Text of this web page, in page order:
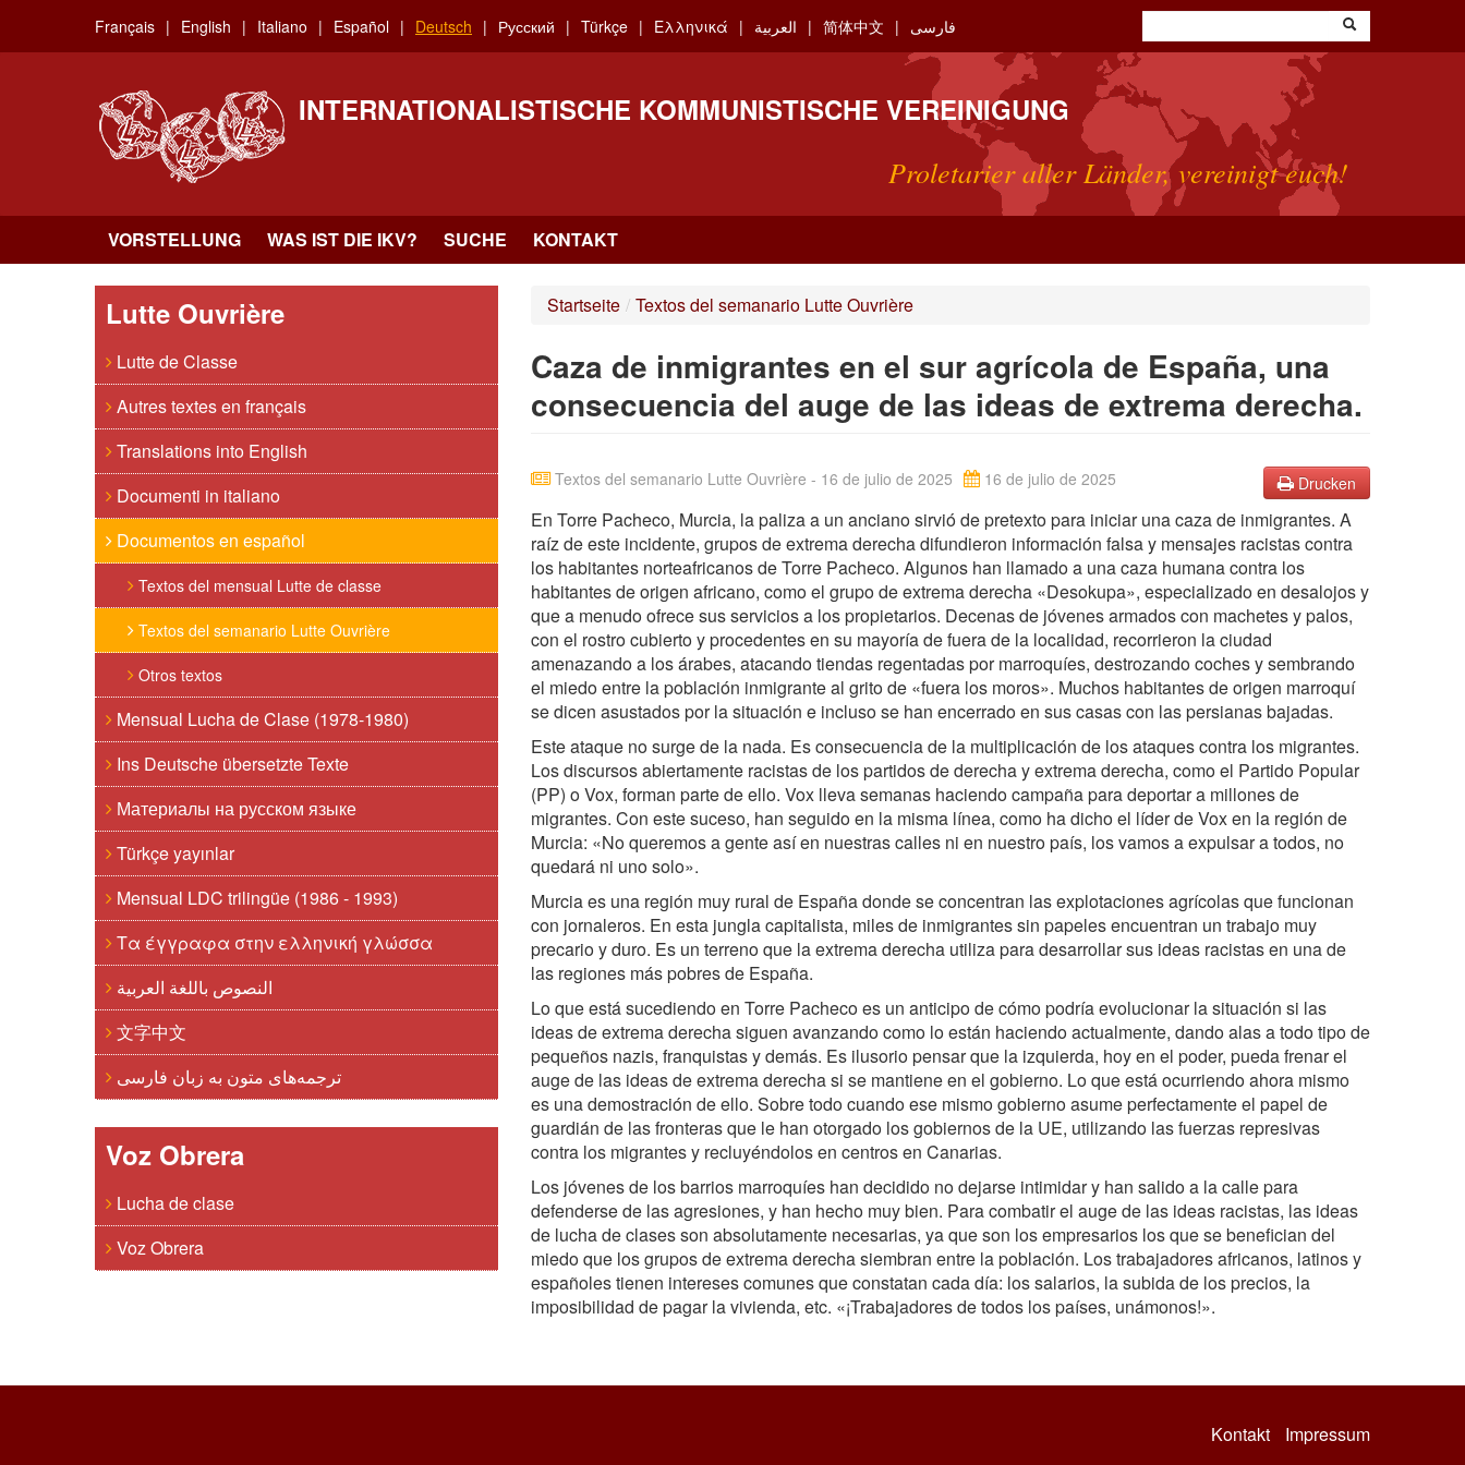
main
Français English Italiano Español Deutsch Русский Türkçe Ελληνικά العربية 简体中文 فارسی
INTERNATIONALISTISCHE KOMMUNISTISCHE VEREINIGUNG
Proletarier aller Länder, vereinigt euch!
VORSTELLUNG WAS IST DIE IKV? SUCHE KONTAKT
Lutte Ouvrière
Lutte de Classe
Autres textes en français
Translations into English
Documenti in italiano
Documentos en español
Textos del mensual Lutte de classe
Textos del semanario Lutte Ouvrière
Otros textos
Mensual Lucha de Clase (1978-1980)
Ins Deutsche übersetzte Texte
Материалы на русском языке
Türkçe yayınlar
Mensual LDC trilingüe (1986 - 1993)
Τα έγγραφα στην ελληνική γλώσσα
النصوص باللغة العربية
文字中文
ترجمه‌های متون به زبان فارسی
Voz Obrera
Lucha de clase
Voz Obrera
Startseite / Textos del semanario Lutte Ouvrière
Caza de inmigrantes en el sur agrícola de España, una
consecuencia del auge de las ideas de extrema derecha.
Drucken
Textos del semanario Lutte Ouvrière - 16 de julio de 2025 16 de julio de 2025
En Torre Pacheco, Murcia, la paliza a un anciano sirvió de pretexto para iniciar una caza de inmigrantes. A
raíz de este incidente, grupos de extrema derecha difundieron información falsa y mensajes racistas contra
los habitantes norteafricanos de Torre Pacheco. Algunos han llamado a una caza humana contra los
habitantes de origen africano, como el grupo de extrema derecha «Desokupa», especializado en desalojos y
que a menudo ofrece sus servicios a los propietarios. Decenas de jóvenes armados con machetes y palos,
con el rostro cubierto y procedentes en su mayoría de fuera de la localidad, recorrieron la ciudad
amenazando a los árabes, atacando tiendas regentadas por marroquíes, destrozando coches y sembrando
el miedo entre la población inmigrante al grito de «fuera los moros». Muchos habitantes de origen marroquí
se dicen asustados por la situación e incluso se han encerrado en sus casas con las persianas bajadas.
Este ataque no surge de la nada. Es consecuencia de la multiplicación de los ataques contra los migrantes.
Los discursos abiertamente racistas de los partidos de derecha y extrema derecha, como el Partido Popular
(PP) o Vox, forman parte de ello. Vox lleva semanas haciendo campaña para deportar a millones de
migrantes. Con este suceso, han seguido en la misma línea, como ha dicho el líder de Vox en la región de
Murcia: «No queremos a gente así en nuestras calles ni en nuestro país, los vamos a expulsar a todos, no
quedará ni uno solo».
Murcia es una región muy rural de España donde se concentran las explotaciones agrícolas que funcionan
con jornaleros. En esta jungla capitalista, miles de inmigrantes sin papeles encuentran un trabajo muy
precario y duro. Es un terreno que la extrema derecha utiliza para desarrollar sus ideas racistas en una de
las regiones más pobres de España.
Lo que está sucediendo en Torre Pacheco es un anticipo de cómo podría evolucionar la situación si las
ideas de extrema derecha siguen avanzando como lo están haciendo actualmente, dando alas a todo tipo de
pequeños nazis, franquistas y demás. Es ilusorio pensar que la izquierda, hoy en el poder, pueda frenar el
auge de las ideas de extrema derecha si se mantiene en el gobierno. Lo que está ocurriendo ahora mismo
es una demostración de ello. Sobre todo cuando ese mismo gobierno asume perfectamente el papel de
guardián de las fronteras que le han otorgado los gobiernos de la UE, utilizando las fuerzas represivas
contra los migrantes y recluyéndolos en centros en Canarias.
Los jóvenes de los barrios marroquíes han decidido no dejarse intimidar y han salido a la calle para
defenderse de las agresiones, y han hecho muy bien. Para combatir el auge de las ideas racistas, las ideas
de lucha de clases son absolutamente necesarias, ya que son los empresarios los que se benefician del
miedo que los grupos de extrema derecha siembran entre la población. Los trabajadores africanos, latinos y
españoles tienen intereses comunes que constatan cada día: los salarios, la subida de los precios, la
imposibilidad de pagar la vivienda, etc. «¡Trabajadores de todos los países, unámonos!».
Kontakt Impressum